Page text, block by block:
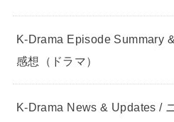
K-Drama Episode Summary
感想（ドラマ）
K-Drama News & Updates /